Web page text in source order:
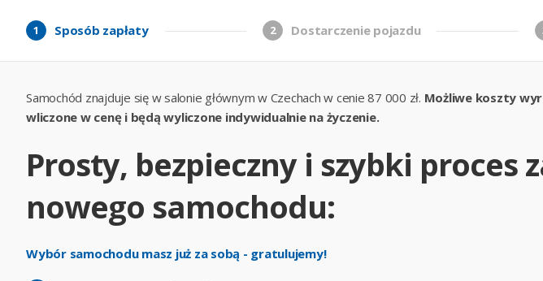
1 Sposób zapłaty 2 Dostarczenie pojazdu
Samochód znajduje się w salonie głównym w Czechach w cenie 87 000 zł. Możliwe koszty
wliczone w cenę i będą wyliczone indywidualnie na życzenie.
Prosty, bezpieczny i szybki proces
nowego samochodu:
Wybór samochodu masz już za sobą - gratulujemy!